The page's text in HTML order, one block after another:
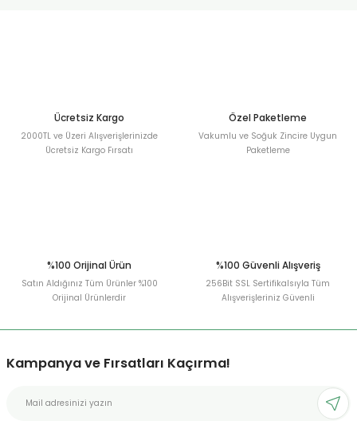
Ücretsiz Kargo
2000TL ve Üzeri Alışverişlerinizde
Ücretsiz Kargo Fırsatı
Özel Paketleme
Vakumlu ve Soğuk Zincire Uygun
Paketleme
%100 Orijinal Ürün
Satın Aldığınız Tüm Ürünler %100
Orijinal Ürünlerdir
%100 Güvenli Alışveriş
256Bit SSL Sertifikalsıyla Tüm
Alışverişleriniz Güvenli
Kampanya ve Fırsatları Kaçırma!